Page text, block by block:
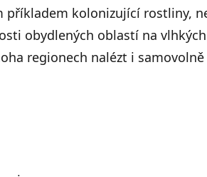
příkladem kolonizující rostliny,
obydlených oblastí na
regionech nalézt i